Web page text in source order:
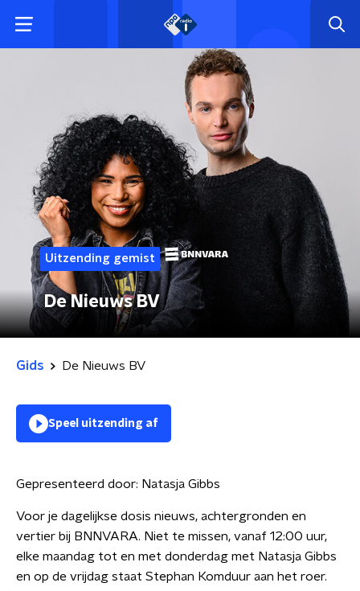
Uitzending gemist
De Nieuws BV
Gids De Nieuws BV
Speel uitzending af
Gepresenteerd door: Natasja Gibbs
Voor je dagelijkse dosis nieuws, achtergronden en
vertier bij BNNVARA. Niet te missen, vanaf 12:00 uur,
elke maandag tot en met donderdag met Natasja Gibbs
en op de vrijdag staat Stephan Komduur aan het roer.